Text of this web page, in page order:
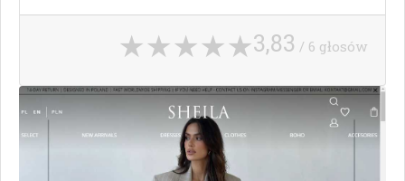
3,83 / 6 głosów